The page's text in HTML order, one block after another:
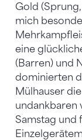
Gold
mich
eine
(Barren) und
dominierten
Mülhauser
undankbaren
Samstag und